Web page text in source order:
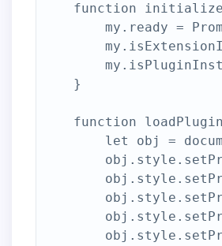
function
my.ready =
    }
function
let obj =